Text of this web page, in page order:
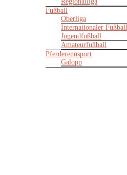
Fußball
Oberliga
Internationaler Fußball
Jugendfußball
Amateurfußball
Pferderennsport
Galopp